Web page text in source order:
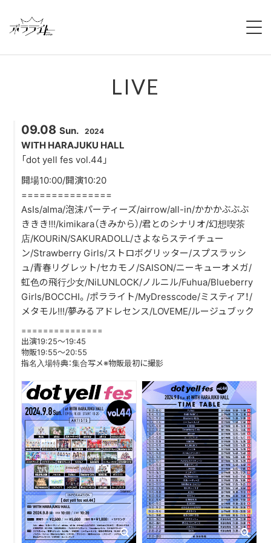
NEWS
MEMBERS
CAMPAIGN
LIVE
YOUTUBE
DISCOGRAPHY
SHOP
COMPANY
LIVE
09.08 Sun. 2024
WITH HARAJUKU HALL
「dot yell fes vol.44」
開場10:00/開演10:20
===============
AsIs/alma/泡沫パーティーズ/airrow/all-in/かかかぶぶぶ
ききき!!!/kimikara（きみから）/君とのシナリオ/幻想喫茶
店/KOURiN/SAKURADOLL/さよならステイチュー
ン/Strawberry Girls/ストロボグリッター/スプスラッシ
ュ/青春リグレット/セカモノ/SAISON/ニーキューオメガ/
虹色の飛行少女/NiLUNLOCK/ノルニル/Fuhua/Blueberry
Girls/BOCCHI。/ポラライト/MyDresscode/ミスティア！/
メタモル!!!/夢みるアドレセンス/LOVEME/ルージュブック
===============
出演19:25～19:45
物販19:55～20:55
指名入場特典：集合写メ※物販最初に撮影